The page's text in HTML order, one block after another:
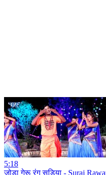
5:18
जोड़ा गेरू रंग सड़िया - Suraj